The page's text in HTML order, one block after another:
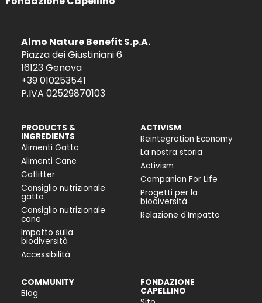
Almo Nature Benefit S.p.A.
Piazza dei Giustiniani 6
16123 Genova
+39 010253541
P.IVA 02529870103
PRODUCTS &
INGREDIENTS
Alimenti Gatto
Alimenti Cane
Catlitter
Consiglio nutrizionale
gatto
Consiglio nutrizionale
cane
Impatto sulla
biodiversità
Accessibilità
ACTIVISM
Reintegration Economy
La nostra storia
Activism
Companion For Life
Progetti per la
biodiversità
Relazione d'Impatto
COMMUNITY
Blog
FONDAZIONE
CAPELLINO